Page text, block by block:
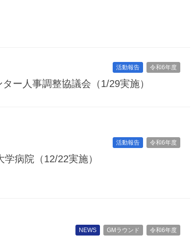
令和6年度
活動報告
ー人事調整協議会（1/29実施）
令和6年度
活動報告
病院（12/22実施）
令和6年度
GMラウンド
NEWS